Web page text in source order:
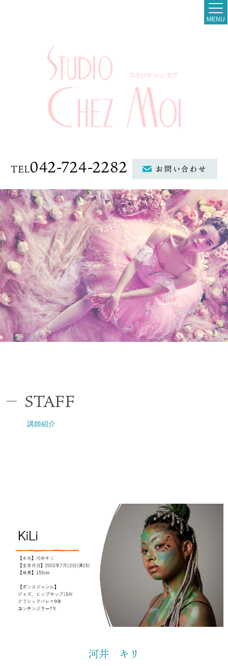
MENU
TEL042-724-2282 お問い合わせ
STAFF
講師紹介
河井 キリ